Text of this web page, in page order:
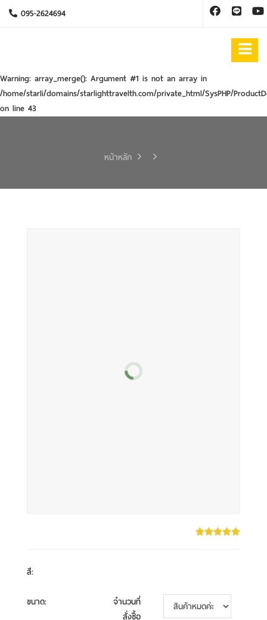
095-2624694
Warning: array_merge(): Argument #1 is not an array in
/home/starli/domains/starlighttravelth.com/private_html/SysPHP/
on line 43
หน้าหลัก
สี:
ขนาด:
จำนวนที่
สั่งซื้อ